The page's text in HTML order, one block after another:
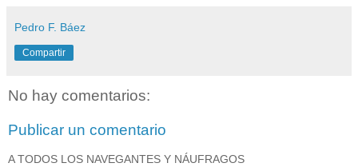
Pedro F. Báez
Compartir
No hay comentarios:
Publicar un comentario
A TODOS LOS NAVEGANTES Y NÁUFRAGOS